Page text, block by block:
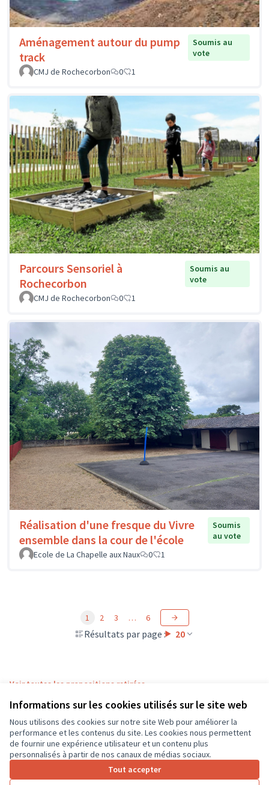
Informations sur les cookies utilisés sur le site web
Nous utilisons des cookies sur notre site Web pour améliorer la
performance et les contenus du site. Les cookies nous permettent
de fournir une expérience utilisateur et un contenu plus
personnalisés à partir de nos canaux de médias sociaux.
Tout accepter
Aménagement autour du pump
track
Soumis au
vote
CMJ de Rochecorbon
0 1
Parcours Sensoriel à
Rochecorbon
Soumis au
vote
CMJ de Rochecorbon
0 1
Réalisation d'une fresque du Vivre
ensemble dans la cour de l'école
Soumis
au vote
Ecole de La Chapelle aux Naux
0 1
Résultats par page : 20
1 2 3 … 6
Voir toutes les propositions retirées
Conditions d'utilisation
Paramètres des cookies
CD37 sur X
(Lien externe)
CD37 sur Facebook
CD37 sur Instagram
CD37 sur YouTube
(Lien externe)